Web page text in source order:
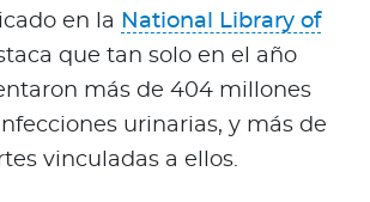
en la National Library of
que tan solo en el año
más de 404 millones
urinarias, y más de
vinculadas a ellos.